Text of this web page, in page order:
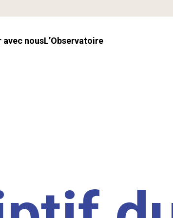
avec nous l’Observatoire